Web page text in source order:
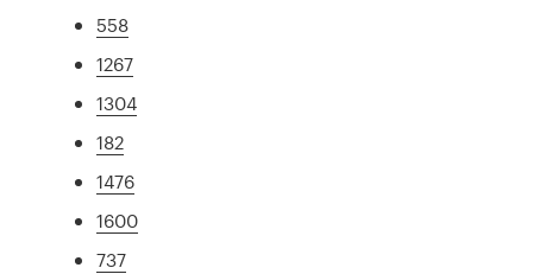
558
1267
1304
182
1476
1600
737